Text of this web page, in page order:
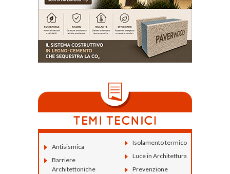
Antisismica
Barriere
Architettoniche
Isolamento termico
Luce in Architettura
Prevenzione